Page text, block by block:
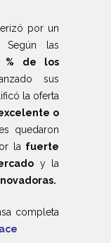
por un
. Según las
% de los
sus
la oferta
o
quedaron
la fuerte
y la
completa